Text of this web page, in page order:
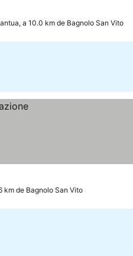
a 10.0 km de Bagnolo San Vito
km de Bagnolo San Vito